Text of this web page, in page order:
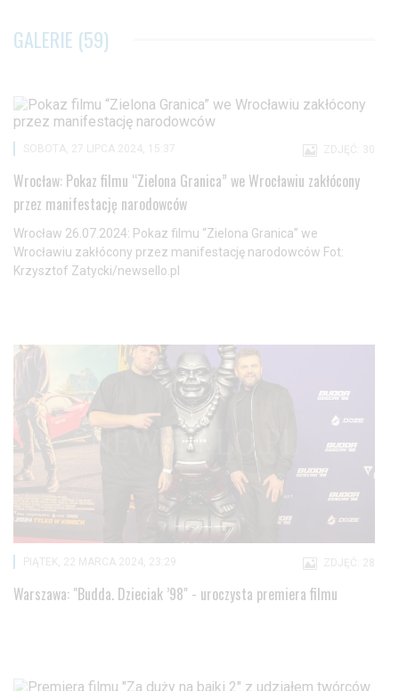
GALERIE (59)
ZDJĘĆ: 30
SOBOTA, 27 LIPCA 2024, 15:37
Wrocław: Pokaz filmu “Zielona Granica” we Wrocławiu zakłócony
przez manifestację narodowców
Wrocław 26.07.2024: Pokaz filmu “Zielona Granica” we
Wrocławiu zakłócony przez manifestację narodowców Fot:
Krzysztof Zatycki/newsello.pl
ZDJĘĆ: 28
PIĄTEK, 22 MARCA 2024, 23:29
Warszawa: "Budda. Dzieciak ’98" - uroczysta premiera filmu